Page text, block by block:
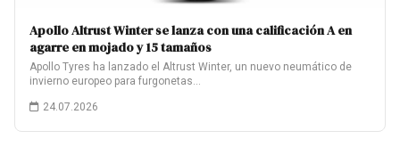
Apollo Altrust Winter se lanza con una calificación A en
agarre en mojado y 15 tamaños
Apollo Tyres ha lanzado el Altrust Winter, un nuevo neumático de
invierno europeo para furgonetas…
24.07.2026